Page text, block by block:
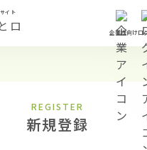
イト
企業様向けロ
REGISTER
新規登録